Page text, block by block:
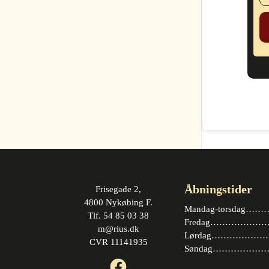
Frisegade 2,
4800 Nykøbing F.
Tlf. 54 85 03 38
m@rius.dk
CVR 11141935
Åbningstider
Mandag-
Fredag………………….
Lørdag………………….